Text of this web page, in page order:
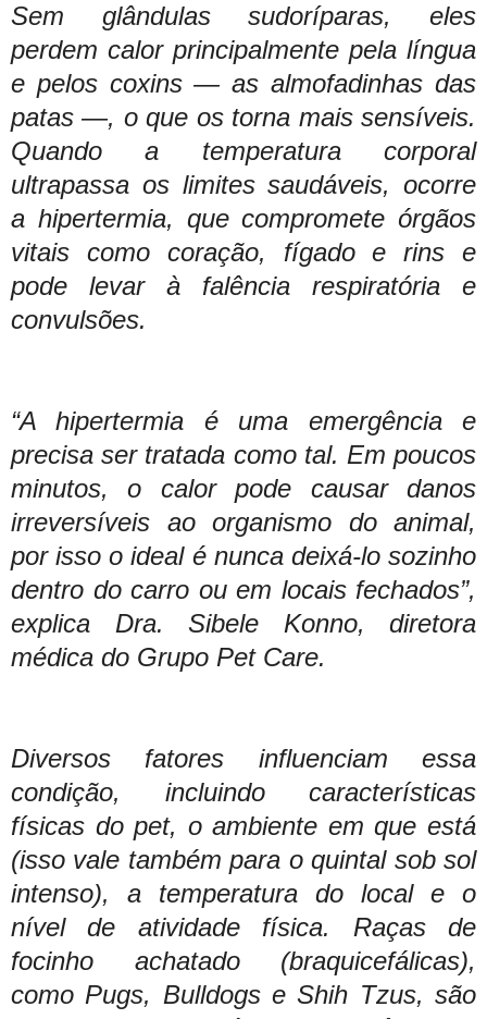
Sem glândulas sudoríparas, eles
perdem calor principalmente pela língua
e pelos coxins — as almofadinhas das
patas —, o que os torna mais sensíveis.
Quando a temperatura corporal
ultrapassa os limites saudáveis, ocorre
a hipertermia, que compromete órgãos
vitais como coração, fígado e rins e
pode levar à falência respiratória e
convulsões.
“A hipertermia é uma emergência e
precisa ser tratada como tal. Em poucos
minutos, o calor pode causar danos
irreversíveis ao organismo do animal,
por isso o ideal é nunca deixá-lo sozinho
dentro do carro ou em locais fechados”,
explica Dra. Sibele Konno, diretora
médica do Grupo Pet Care.
Diversos fatores influenciam essa
condição, incluindo características
físicas do pet, o ambiente em que está
(isso vale também para o quintal sob sol
intenso), a temperatura do local e o
nível de atividade física. Raças de
focinho achatado (braquicefálicas),
como Pugs, Bulldogs e Shih Tzus, são